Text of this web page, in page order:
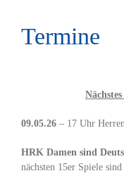
Termine
09.05.26– 17 Uhr
HRK Damen sind
nächsten 15er Spiele